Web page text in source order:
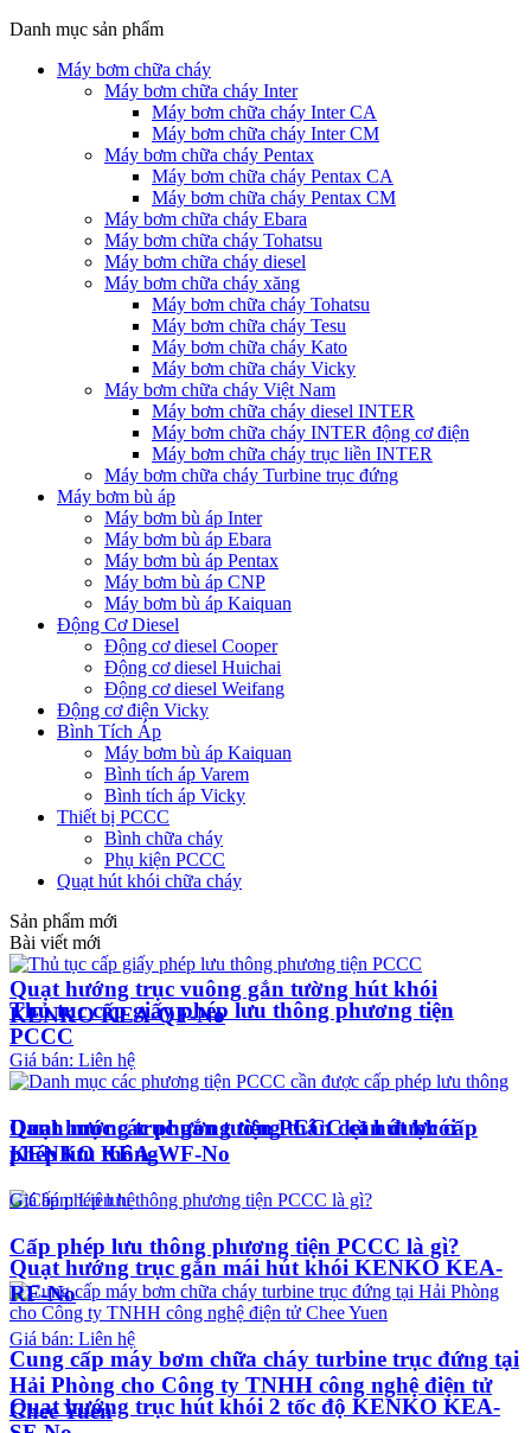
Danh mục sản phẩm
Máy bơm chữa cháy
Máy bơm chữa cháy Inter
Máy bơm chữa cháy Inter CA
Máy bơm chữa cháy Inter CM
Máy bơm chữa cháy Pentax
Máy bơm chữa cháy Pentax CA
Máy bơm chữa cháy Pentax CM
Máy bơm chữa cháy Ebara
Máy bơm chữa cháy Tohatsu
Máy bơm chữa cháy diesel
Máy bơm chữa cháy xăng
Máy bơm chữa cháy Tohatsu
Máy bơm chữa cháy Tesu
Máy bơm chữa cháy Kato
Máy bơm chữa cháy Vicky
Máy bơm chữa cháy Việt Nam
Máy bơm chữa cháy diesel INTER
Máy bơm chữa cháy INTER động cơ điện
Máy bơm chữa cháy trục liền INTER
Máy bơm chữa cháy Turbine trục đứng
Máy bơm bù áp
Máy bơm bù áp Inter
Máy bơm bù áp Ebara
Máy bơm bù áp Pentax
Máy bơm bù áp CNP
Máy bơm bù áp Kaiquan
Động Cơ Diesel
Động cơ diesel Cooper
Động cơ diesel Huichai
Động cơ diesel Weifang
Động cơ điện Vicky
Bình Tích Áp
Máy bơm bù áp Kaiquan
Bình tích áp Varem
Bình tích áp Vicky
Thiết bị PCCC
Bình chữa cháy
Phụ kiện PCCC
Quạt hút khói chữa cháy
Sản phẩm mới
Quạt hướng trục vuông gắn tường hút khói
KENKO KEA-QF-No
Giá bán: Liên hệ
Quạt hướng trục gắn tường thân dẹt hút khói
KENKO KEA-WF-No
Giá bán: Liên hệ
Quạt hướng trục gắn mái hút khói KENKO KEA-
RF-No
Giá bán: Liên hệ
Quạt hướng trục hút khói 2 tốc độ KENKO KEA-
Bài viết mới
Thủ tục cấp giấy phép lưu thông phương tiện
PCCC
Danh mục các phương tiện PCCC cần được cấp
phép lưu thông
Cấp phép lưu thông phương tiện PCCC là gì?
Cung cấp máy bơm chữa cháy turbine trục đứng tại
Hải Phòng cho Công ty TNHH công nghệ điện tử
Chee Yuen